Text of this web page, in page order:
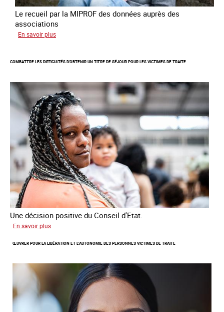
Le recueil par la MIPROF des données auprès des
associations
En savoir plus
l'enquête
sur
les
victimes
de
traite
COMBATTRE LES DIFFICULTÉS D'OBTENIR UN TITRE DE SÉJOUR POUR LES VICTIMES DE TRAITE
Une décision positive du Conseil d'Etat.
En savoir plus
les
d'obtenir
de
séjour
ŒUVRER POUR LA LIBÉRATION ET L’AUTONOMIE DES PERSONNES VICTIMES DE TRAITE